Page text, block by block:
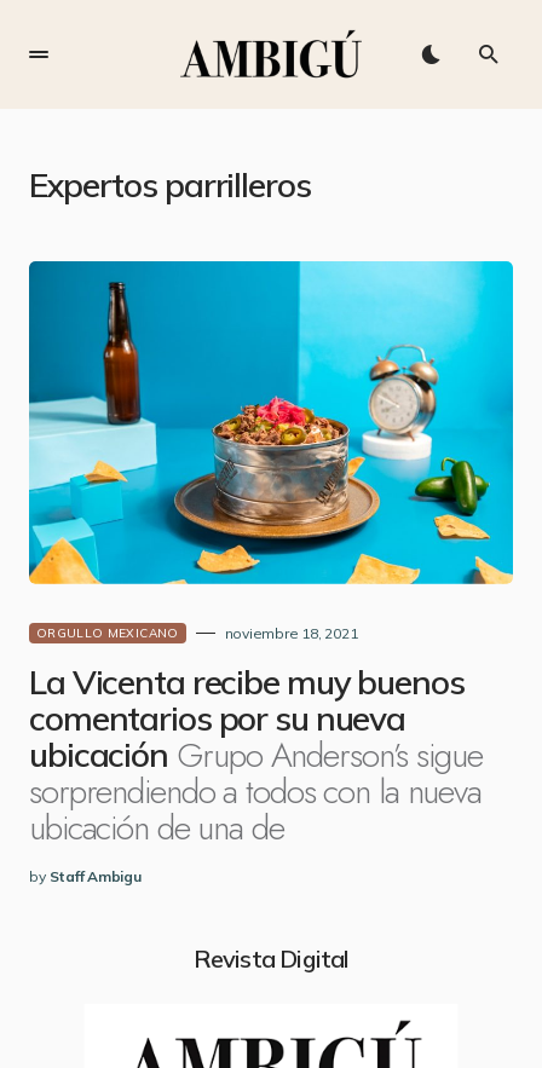
Expertos parrilleros
ORGULLO MEXICANO noviembre 18, 2021
La Vicenta recibe muy buenos
comentarios por su nueva
ubicación Grupo Anderson’s sigue
sorprendiendo a todos con la nueva
ubicación de una de
by Staff Ambigu
Revista Digital